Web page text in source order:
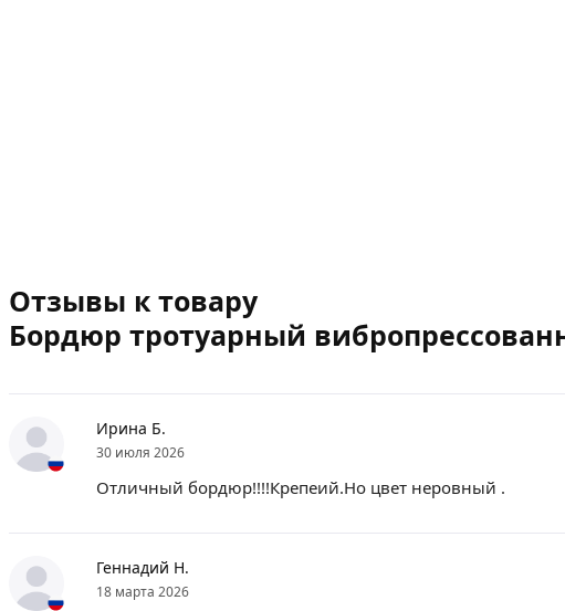
Отзывы к товару
Бордюр тротуарный
Ирина Б.
30 июля 2026
Отличный бордюр!!!!Крепеий.Но цвет неровный .
Геннадий Н.
18 марта 2026